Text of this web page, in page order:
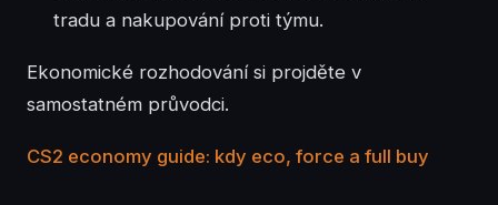
tradu a nakupování proti týmu.
Ekonomické rozhodování si projděte v
samostatném průvodci.
CS2 economy guide: kdy eco, force a full buy